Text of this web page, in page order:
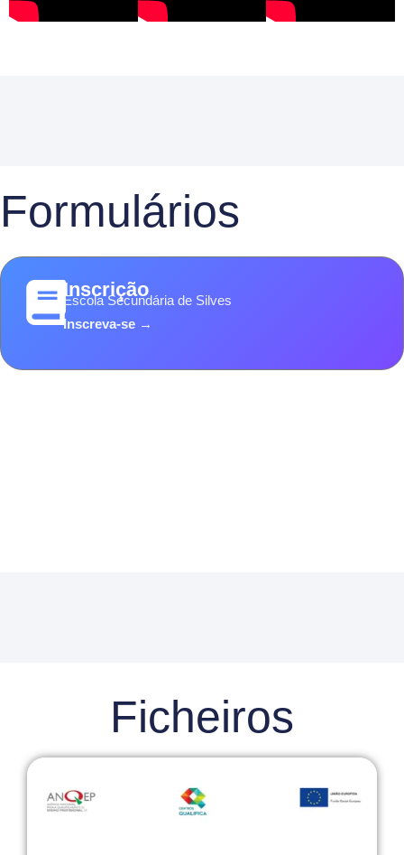
Formulários
Inscrição
Escola Secundária de Silves
Inscreva-se →
Ficheiros
Ver documento